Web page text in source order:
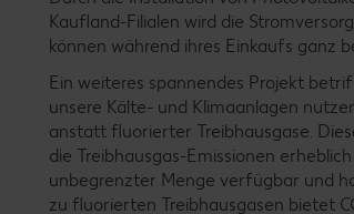
Kaufland-Filialen wird die
können während ihres Einkaufs ganz
Ein weiteres spannendes Projekt
unsere Kälte- und Klimaanlagen
anstatt fluorierter Treibhausgase.
die Treibhausgas-Emissionen
unbegrenzter Menge verfügbar und
zu fluorierten Treibhausgasen bietet